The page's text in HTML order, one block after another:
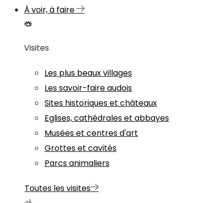
À voir, à faire
Visites
Les plus beaux villages
Les savoir-faire audois
Sites historiques et châteaux
Eglises, cathédrales et abbayes
Musées et centres d'art
Grottes et cavités
Parcs animaliers
Toutes les visites